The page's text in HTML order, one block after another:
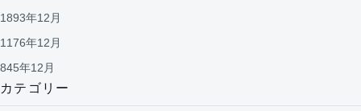
1893年12月
1176年12月
845年12月
カテゴリー